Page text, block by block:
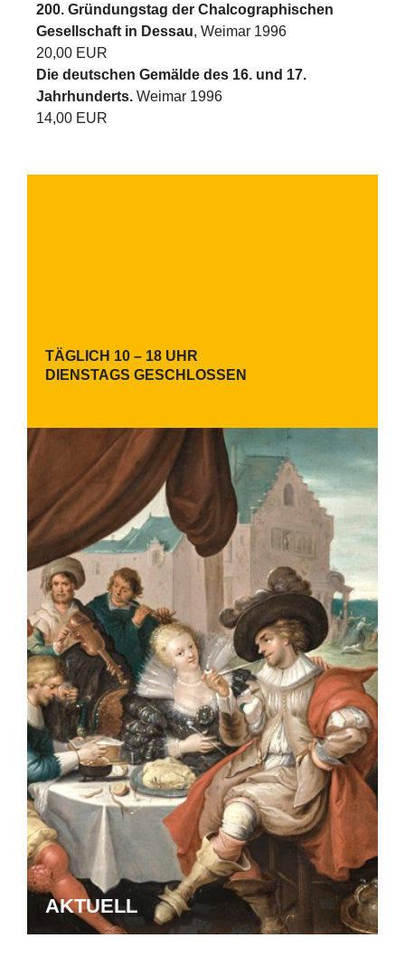
TÄGLICH 10 – 18 UHR
DIENSTAGS GESCHLOSSEN
AKTUELL
200. Gründungstag der Chalcographischen
Gesellschaft in Dessau, Weimar 1996
20,00 EUR
Die deutschen Gemälde des 16. und 17.
Jahrhunderts. Weimar 1996
14,00 EUR